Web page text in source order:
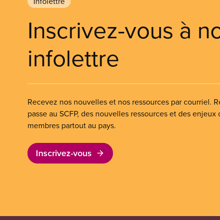
Inscrivez-vous à
infolettre
Recevez nos nouvelles et nos ressources par courriel.
passe au SCFP, des nouvelles ressources et des
membres partout au pays.
Inscrivez-vous